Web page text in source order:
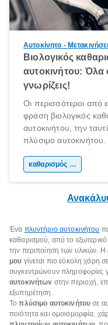
Αυτοκίνητο -
Βιολογικός
αυτοκινήτου: Όλα
γνωρίζεις!
Οι περισσότεροι από
φράση βιολογικός
αυτοκινήτου, την
πλύσιμο αυτοκινήτου.
βιολογικός καθαρισμός αυτοκινήτου
Ένα πλυντήριο αυτοκινήτου
καθαρισμού, από το
την περιποίηση των υλικών. Η
μου γίνεται πιο εύκολη χάρη
συγκεντρώνουν πληροφορίες
αυτοκινήτων στην περιοχή,
εξυπηρέτηση.
Τοπλύσιμο αυτοκινήτου σε
ποιότητα και ομοιομορφία,